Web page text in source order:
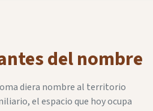
del nombre
diera nombre al territorio
el espacio que hoy ocupa